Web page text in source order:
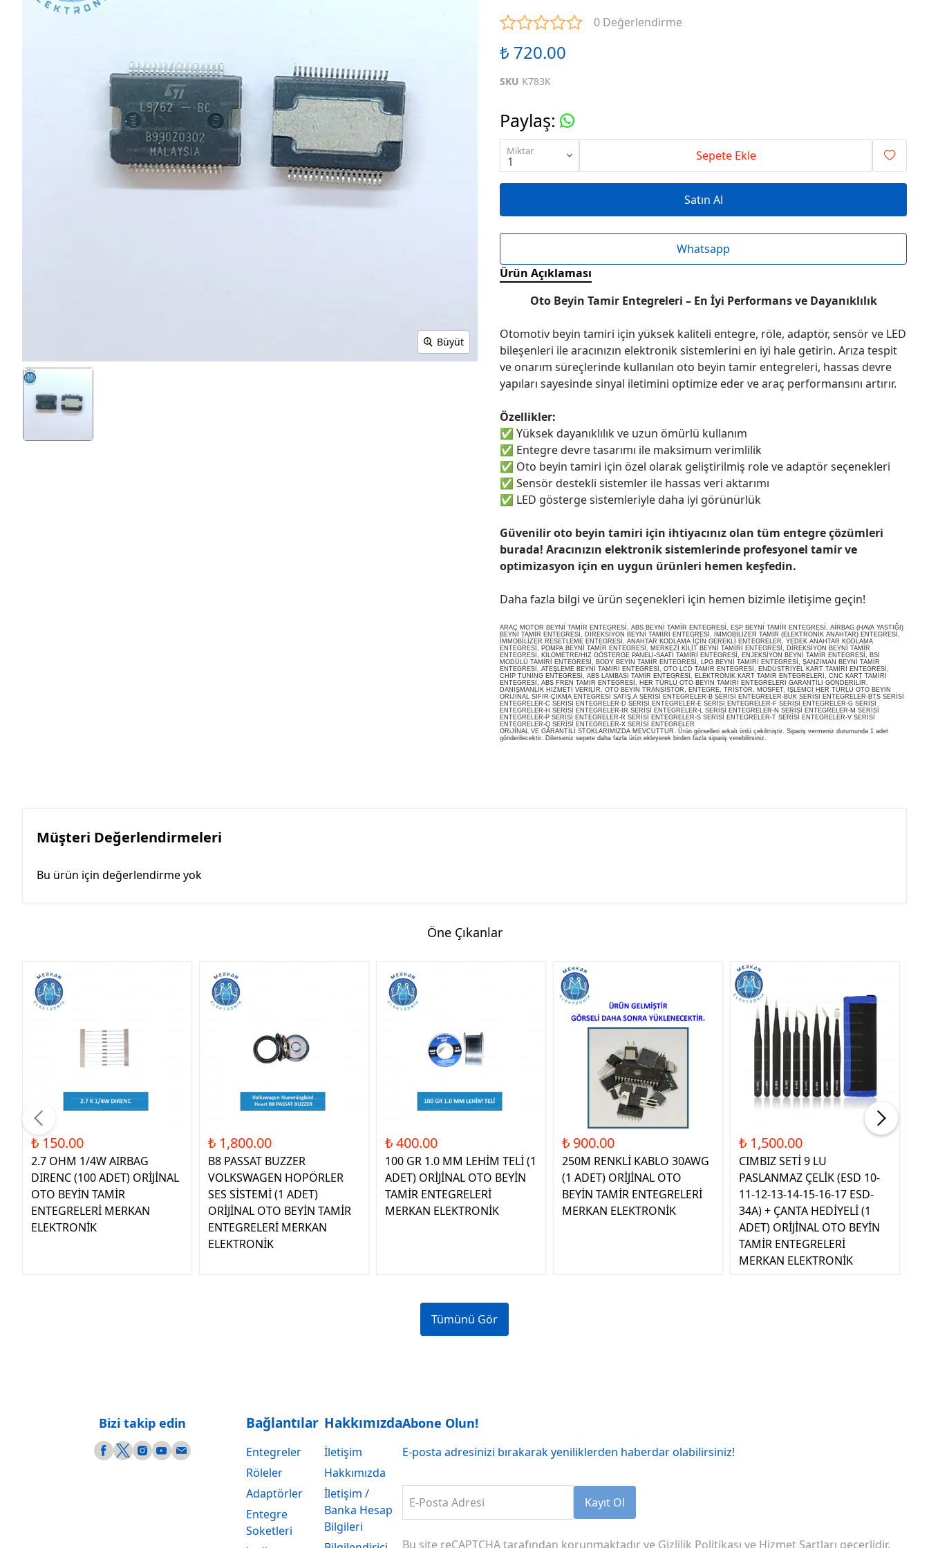
R SERİSİ ENTEGRELER
U SERİSİ ENTEGRELER
Z SERİSİ ENTEGRELER KARIŞIK SERİ ENTEGRELER
Büyüt
0 Değerlendirme
₺ 720.00
SKU K783K
Paylaş:
Miktar Sepete Ekle
Satın Al
Whatsapp
Ürün Açıklaması
Oto Beyin Tamir Entegreleri – En İyi Performans ve Dayanıklılık
Otomotiv beyin tamiri için yüksek kaliteli entegre, röle, adaptör, sensör ve LED
bileşenleri ile aracınızın elektronik sistemlerini en iyi hale getirin. Arıza tespit
ve onarım süreçlerinde kullanılan oto beyin tamir entegreleri, hassas devre
yapıları sayesinde sinyal iletimini optimize eder ve araç performansını artırır.
Özellikler:
✅ Yüksek dayanıklılık ve uzun ömürlü kullanım
✅ Entegre devre tasarımı ile maksimum verimlilik
✅ Oto beyin tamiri için özel olarak geliştirilmiş role ve adaptör seçenekleri
✅ Sensör destekli sistemler ile hassas veri aktarımı
✅ LED gösterge sistemleriyle daha iyi görünürlük
Güvenilir oto beyin tamiri için ihtiyacınız olan tüm entegre çözümleri
burada! Aracınızın elektronik sistemlerinde profesyonel tamir ve
optimizasyon için en uygun ürünleri hemen keşfedin.
Daha fazla bilgi ve ürün seçenekleri için hemen bizimle iletişime geçin!
ARAÇ MOTOR BEYNİ TAMİR ENTEGRESİ, ABS BEYNİ TAMİR ENTEGRESİ, ESP BEYNİ TAMİR ENTEGRESİ, AİRBAG (HAVA YASTIĞI)
BEYNİ TAMİR ENTEGRESİ, DİREKSİYON BEYNİ TAMİRİ ENTEGRESİ, İMMOBİLİZER TAMİR (ELEKTRONİK ANAHTAR) ENTEGRESİ,
İMMOBİLİZER RESETLEME ENTEGRESİ, ANAHTAR KODLAMA İÇİN GEREKLİ ENTEGRELER, YEDEK ANAHTAR KODLAMA
ENTEGRESİ, POMPA BEYNİ TAMİR ENTEGRESİ, MERKEZİ KİLİT BEYNİ TAMİRİ ENTEGRESİ, DİREKSİYON BEYNİ TAMİR
ENTEGRESİ, KİLOMETRE/HIZ GÖSTERGE PANELİ-SAATİ TAMİRİ ENTEGRESİ, ENJEKSİYON BEYNİ TAMİR ENTEGRESİ, BSİ
MODÜLÜ TAMİRİ ENTEGRESİ, BODY BEYİN TAMİR ENTEGRESİ, LPG BEYNİ TAMİRİ ENTEGRESİ, ŞANZIMAN BEYNİ TAMİR
ENTEGRESİ, ATEŞLEME BEYNİ TAMİRİ ENTEGRESİ, OTO LCD TAMİR ENTEGRESİ, ENDÜSTRİYEL KART TAMİRİ ENTEGRESİ,
CHİP TUNİNG ENTEGRESİ, ABS LAMBASI TAMİR ENTEGRESİ, ELEKTRONİK KART TAMİR ENTEGRELERİ, CNC KART TAMİRİ
ENTEGRESİ, ABS FREN TAMİR ENTEGRESİ, HER TÜRLÜ OTO BEYİN TAMİRİ ENTEGRELERİ GARANTİLİ GÖNDERİLİR.
DANIŞMANLIK HİZMETİ VERİLİR, OTO BEYİN TRANSİSTÖR, ENTEGRE, TRİSTÖR, MOSFET, İŞLEMCİ HER TÜRLÜ OTO BEYİN
ORİJİNAL SIFIR-ÇIKMA ENTEGRESİ SATIŞ.A SERİSİ ENTEGRELER-B SERİSİ ENTEGRELER-BUK SERİSİ ENTEGRELER-BTS SERİSİ
ENTEGRELER-C SERİSİ ENTEGRELER-D SERİSİ ENTEGRELER-E SERİSİ ENTEGRELER-F SERİSİ ENTEGRELER-G SERİSİ
ENTEGRELER-H SERİSİ ENTEGRELER-IR SERİSİ ENTEGRELER-L SERİSİ ENTEGRELER-N SERİSİ ENTEGRELER-M SERİSİ
ENTEGRELER-P SERİSİ ENTEGRELER-R SERİSİ ENTEGRELER-S SERİSİ ENTEGRELER-T SERİSİ ENTEGRELER-V SERİSİ
ENTEGRELER-Q SERİSİ ENTEGRELER-X SERİSİ ENTEGRELER
ORiJİNAL VE GARANTİLİ STOKLARIMIZDA MEVCUTTUR. Ürün görselleri arkalı önlü çekilmiştir. Sipariş vermeniz durumunda 1 adet
gönderilecektir. Dilerseniz sepete daha fazla ürün ekleyerek birden fazla sipariş verebilirsiniz.
Müşteri Değerlendirmeleri
Bu ürün için değerlendirme yok
Öne Çıkanlar
₺ 150.00
2.7 OHM 1/4W AIRBAG
DIRENC (100 ADET) ORİJİNAL
OTO BEYİN TAMİR
ENTEGRELERİ MERKAN
ELEKTRONİK
₺ 1,800.00
B8 PASSAT BUZZER
VOLKSWAGEN HOPÖRLER
SES SİSTEMİ (1 ADET)
ORİJİNAL OTO BEYİN TAMİR
ENTEGRELERİ MERKAN
ELEKTRONİK
₺ 400.00
100 GR 1.0 MM LEHİM TELİ (1
ADET) ORİJİNAL OTO BEYİN
TAMİR ENTEGRELERİ
MERKAN ELEKTRONİK
₺ 900.00
250M RENKLİ KABLO 30AWG
(1 ADET) ORİJİNAL OTO
BEYİN TAMİR ENTEGRELERİ
MERKAN ELEKTRONİK
₺ 1,500.00
CIMBIZ SETİ 9 LU
PASLANMAZ ÇELİK (ESD 10-
11-12-13-14-15-16-17 ESD-
34A) + ÇANTA HEDİYELİ (1
ADET) ORİJİNAL OTO BEYİN
TAMİR ENTEGRELERİ
MERKAN ELEKTRONİK
Tümünü Gör
Bizi takip edin Bağlantılar
Entegreler
Röleler
Adaptörler
Entegre
Soketleri
Hakkımızda
İletişim
Hakkımızda
İletişim /
Banka Hesap
Bilgileri
Abone Olun!
E-posta adresinizi bırakarak yeniliklerden haberdar olabilirsiniz!
E-Posta Adresi Kayıt Ol
Bu site reCAPTCHA tarafından korunmaktadır ve Gizlilik Politikası ve Hizmet Şartları geçerlidir.